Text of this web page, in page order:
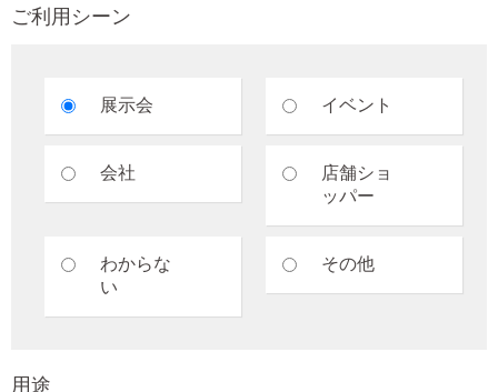
ご利用シーン
展示会 イベント
会社
店舗ショ
ッパー
わからな
い
その他
用途